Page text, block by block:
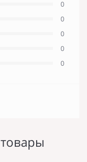
0
0
0
0
0